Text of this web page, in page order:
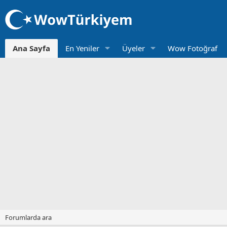
Ana Sayfa En Yeniler Üyeler Wow Fotoğraf
Forumlarda ara